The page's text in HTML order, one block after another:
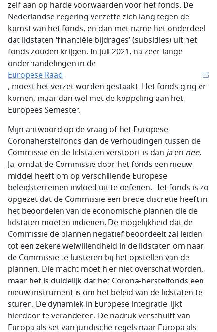
zelf aan op harde voorwaarden voor het fonds. De
Nederlandse regering verzette zich lang tegen de
komst van het fonds, en dan met name het onderdeel
dat lidstaten ‘financiële bijdrages’ (subsidies) uit het
fonds zouden krijgen. In juli 2021, na zeer lange
onderhandelingen in de
Europese Raad
, moest het verzet worden gestaakt. Het fonds ging er
komen, maar dan wel met de koppeling aan het
Europees Semester.
Mijn antwoord op de vraag of het Europese
Coronaherstelfonds dan de verhoudingen tussen de
Commissie en de lidstaten verstoort is dan jaen nee.
Ja, omdat de Commissie door het fonds een nieuw
middel heeft om op verschillende Europese
beleidsterreinen invloed uit te oefenen. Het fonds is zo
opgezet dat de Commissie een brede discretie heeft in
het beoordelen van de economische plannen die de
lidstaten moeten indienen. De mogelijkheid dat de
Commissie de plannen negatief beoordeelt zal leiden
tot een zekere welwillendheid in de lidstaten om naar
de Commissie te luisteren bij het opstellen van de
plannen. Die macht moet hier niet overschat worden,
maar het is duidelijk dat het Corona-herstelfonds een
nieuw instrument is om het beleid van de lidstaten te
sturen. De dynamiek in Europese integratie lijkt
hierdoor te veranderen. De nadruk verschuift van
Europa als set van juridische regels naar Europa als